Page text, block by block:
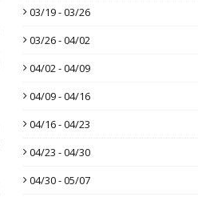
03/19 - 03/26
03/26 - 04/02
04/02 - 04/09
04/09 - 04/16
04/16 - 04/23
04/23 - 04/30
04/30 - 05/07